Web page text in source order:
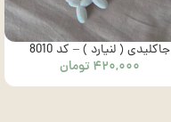
جاکلیدی ( لنیارد ) – کد 8010
۴۲۰,۰۰۰ تومان